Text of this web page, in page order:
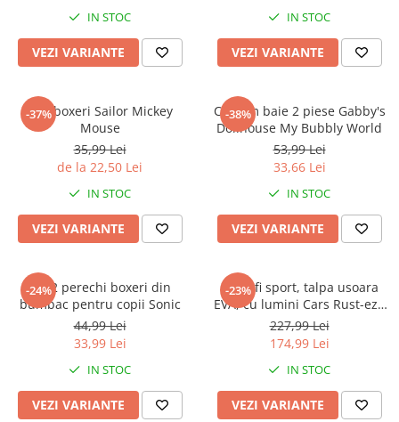
IN STOC
VEZI VARIANTE
IN STOC
VEZI VARIANTE
-37%
Slip boxeri Sailor Mickey
Mouse
35,99 Lei
de la 22,50 Lei
IN STOC
VEZI VARIANTE
-38%
Costum baie 2 piese Gabby's
Dollhouse My Bubbly World
53,99 Lei
33,66 Lei
IN STOC
VEZI VARIANTE
-24%
Set 2 perechi boxeri din
bumbac pentru copii Sonic
44,99 Lei
33,99 Lei
IN STOC
VEZI VARIANTE
-23%
Pantofi sport, talpa usoara
EVA, cu lumini Cars Rust-eze
95
227,99 Lei
174,99 Lei
IN STOC
VEZI VARIANTE